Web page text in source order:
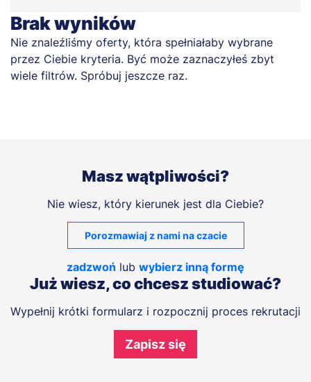
Brak wyników
Nie znaleźliśmy oferty, która spełniałaby wybrane
przez Ciebie kryteria. Być może zaznaczyłeś zbyt
wiele filtrów. Spróbuj jeszcze raz.
Masz wątpliwości?
Nie wiesz, który kierunek jest dla Ciebie?
Porozmawiaj z nami na czacie
zadzwoń lub wybierz inną formę
Już wiesz, co chcesz studiować?
Wypełnij krótki formularz i rozpocznij proces rekrutacji
Zapisz się